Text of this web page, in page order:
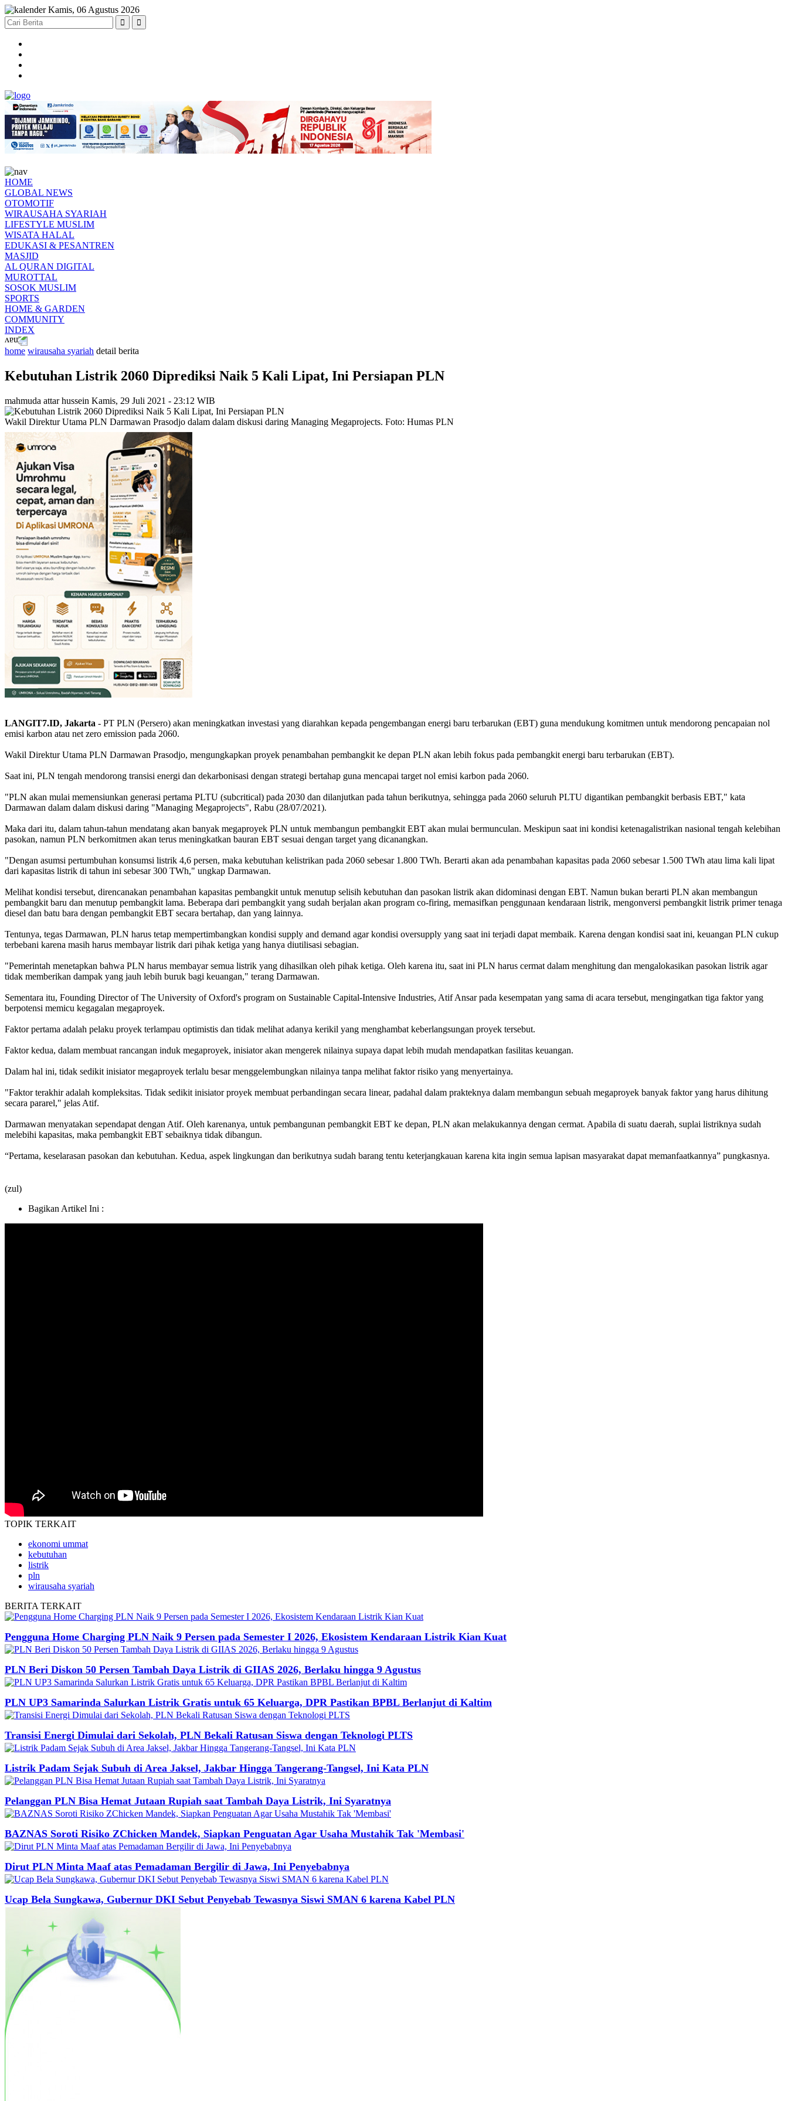
Kamis, 06 Agustus 2026
HOME
GLOBAL NEWS
OTOMOTIF
WIRAUSAHA SYARIAH
LIFESTYLE MUSLIM
WISATA HALAL
EDUKASI & PESANTREN
MASJID
AL QURAN DIGITAL
MUROTTAL
SOSOK MUSLIM
SPORTS
HOME & GARDEN
COMMUNITY
INDEX
home wirausaha syariah detail berita
Kebutuhan Listrik 2060 Diprediksi Naik 5 Kali Lipat, Ini Persiapan PLN
mahmuda attar hussein Kamis, 29 Juli 2021 - 23:12 WIB
Wakil Direktur Utama PLN Darmawan Prasodjo dalam dalam diskusi daring Managing Megaprojects. Foto: Humas PLN
LANGIT7.ID, Jakarta - PT PLN (Persero) akan meningkatkan investasi yang diarahkan kepada pengembangan energi baru terbarukan (EBT) guna mendukung komitmen untuk mendorong pencapaian nol
emisi karbon atau net zero emission pada 2060.
Wakil Direktur Utama PLN Darmawan Prasodjo, mengungkapkan proyek penambahan pembangkit ke depan PLN akan lebih fokus pada pembangkit energi baru terbarukan (EBT).
Saat ini, PLN tengah mendorong transisi energi dan dekarbonisasi dengan strategi bertahap guna mencapai target nol emisi karbon pada 2060.
"PLN akan mulai memensiunkan generasi pertama PLTU (subcritical) pada 2030 dan dilanjutkan pada tahun berikutnya, sehingga pada 2060 seluruh PLTU digantikan pembangkit berbasis EBT," kata
Darmawan dalam dalam diskusi daring "Managing Megaprojects", Rabu (28/07/2021).
Maka dari itu, dalam tahun-tahun mendatang akan banyak megaproyek PLN untuk membangun pembangkit EBT akan mulai bermunculan. Meskipun saat ini kondisi ketenagalistrikan nasional tengah kelebihan
pasokan, namun PLN berkomitmen akan terus meningkatkan bauran EBT sesuai dengan target yang dicanangkan.
"Dengan asumsi pertumbuhan konsumsi listrik 4,6 persen, maka kebutuhan kelistrikan pada 2060 sebesar 1.800 TWh. Berarti akan ada penambahan kapasitas pada 2060 sebesar 1.500 TWh atau lima kali lipat
dari kapasitas listrik di tahun ini sebesar 300 TWh," ungkap Darmawan.
Melihat kondisi tersebut, direncanakan penambahan kapasitas pembangkit untuk menutup selisih kebutuhan dan pasokan listrik akan didominasi dengan EBT. Namun bukan berarti PLN akan membangun
pembangkit baru dan menutup pembangkit lama. Beberapa dari pembangkit yang sudah berjalan akan program co-firing, memasifkan penggunaan kendaraan listrik, mengonversi pembangkit listrik primer tenaga
diesel dan batu bara dengan pembangkit EBT secara bertahap, dan yang lainnya.
Tentunya, tegas Darmawan, PLN harus tetap mempertimbangkan kondisi supply and demand agar kondisi oversupply yang saat ini terjadi dapat membaik. Karena dengan kondisi saat ini, keuangan PLN cukup
terbebani karena masih harus membayar listrik dari pihak ketiga yang hanya diutilisasi sebagian.
"Pemerintah menetapkan bahwa PLN harus membayar semua listrik yang dihasilkan oleh pihak ketiga. Oleh karena itu, saat ini PLN harus cermat dalam menghitung dan mengalokasikan pasokan listrik agar
tidak memberikan dampak yang jauh lebih buruk bagi keuangan," terang Darmawan.
Sementara itu, Founding Director of The University of Oxford's program on Sustainable Capital-Intensive Industries, Atif Ansar pada kesempatan yang sama di acara tersebut, mengingatkan tiga faktor yang
berpotensi memicu kegagalan megaproyek.
Faktor pertama adalah pelaku proyek terlampau optimistis dan tidak melihat adanya kerikil yang menghambat keberlangsungan proyek tersebut.
Faktor kedua, dalam membuat rancangan induk megaproyek, inisiator akan mengerek nilainya supaya dapat lebih mudah mendapatkan fasilitas keuangan.
Dalam hal ini, tidak sedikit inisiator megaproyek terlalu besar menggelembungkan nilainya tanpa melihat faktor risiko yang menyertainya.
"Faktor terakhir adalah kompleksitas. Tidak sedikit inisiator proyek membuat perbandingan secara linear, padahal dalam prakteknya dalam membangun sebuah megaproyek banyak faktor yang harus dihitung
secara pararel," jelas Atif.
Darmawan menyatakan sependapat dengan Atif. Oleh karenanya, untuk pembangunan pembangkit EBT ke depan, PLN akan melakukannya dengan cermat. Apabila di suatu daerah, suplai listriknya sudah
melebihi kapasitas, maka pembangkit EBT sebaiknya tidak dibangun.
“Pertama, keselarasan pasokan dan kebutuhan. Kedua, aspek lingkungan dan berikutnya sudah barang tentu keterjangkauan karena kita ingin semua lapisan masyarakat dapat memanfaatkannya” pungkasnya.
(zul)
Bagikan Artikel Ini :
TOPIK TERKAIT
ekonomi ummat
kebutuhan
listrik
pln
wirausaha syariah
BERITA TERKAIT
Pengguna Home Charging PLN Naik 9 Persen pada Semester I 2026, Ekosistem Kendaraan Listrik Kian Kuat
PLN Beri Diskon 50 Persen Tambah Daya Listrik di GIIAS 2026, Berlaku hingga 9 Agustus
PLN UP3 Samarinda Salurkan Listrik Gratis untuk 65 Keluarga, DPR Pastikan BPBL Berlanjut di Kaltim
Transisi Energi Dimulai dari Sekolah, PLN Bekali Ratusan Siswa dengan Teknologi PLTS
Listrik Padam Sejak Subuh di Area Jaksel, Jakbar Hingga Tangerang-Tangsel, Ini Kata PLN
Pelanggan PLN Bisa Hemat Jutaan Rupiah saat Tambah Daya Listrik, Ini Syaratnya
BAZNAS Soroti Risiko ZChicken Mandek, Siapkan Penguatan Agar Usaha Mustahik Tak 'Membasi'
Dirut PLN Minta Maaf atas Pemadaman Bergilir di Jawa, Ini Penyebabnya
Ucap Bela Sungkawa, Gubernur DKI Sebut Penyebab Tewasnya Siswi SMAN 6 karena Kabel PLN